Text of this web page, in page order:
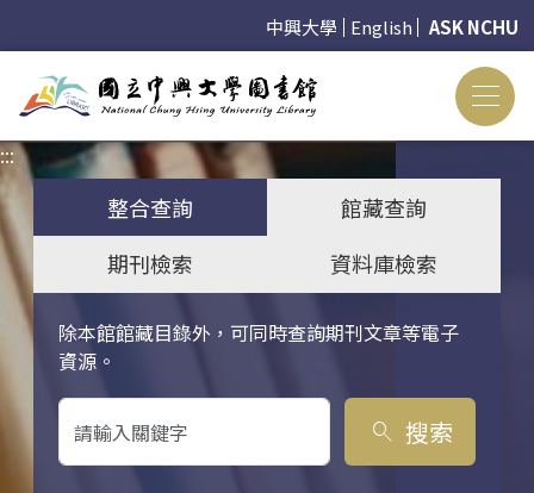
中興大學 English ASK NCHU
:::
整合查詢
館藏查詢
期刊檢索
資料庫檢索
除本館館藏目錄外，可同時查詢期刊文章等電子
資源。
關鍵字搜尋
search 搜索